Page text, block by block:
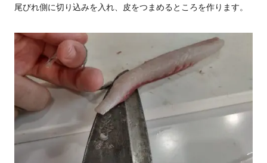
尾びれ側に切り込みを入れ、皮をつまめるところを作ります。